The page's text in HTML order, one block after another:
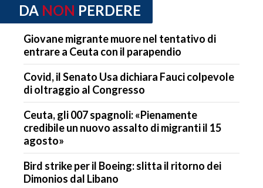
DA NON PERDERE
Giovane migrante muore nel tentativo di
entrare a Ceuta con il parapendio
Covid, il Senato Usa dichiara Fauci colpevole
di oltraggio al Congresso
Ceuta, gli 007 spagnoli: «Pienamente
credibile un nuovo assalto di migranti il 15
agosto»
Bird strike per il Boeing: slitta il ritorno dei
Dimonios dal Libano